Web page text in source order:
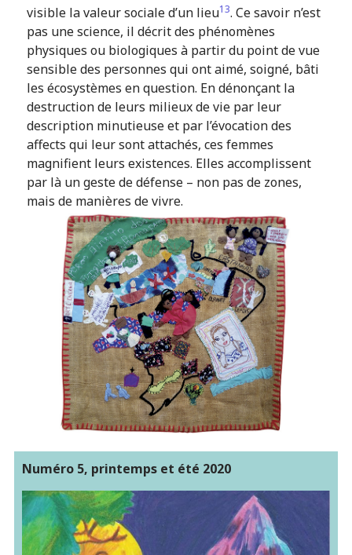
Numéro 5, printemps et été 2020
visible la valeur sociale d’un lieu13. Ce savoir n’est
pas une science, il décrit des phénomènes
physiques ou biologiques à partir du point de vue
sensible des personnes qui ont aimé, soigné, bâti
les écosystèmes en question. En dénonçant la
destruction de leurs milieux de vie par leur
description minutieuse et par l’évocation des
affects qui leur sont attachés, ces femmes
magnifient leurs existences. Elles accomplissent
par là un geste de défense – non pas de zones,
mais de manières de vivre.